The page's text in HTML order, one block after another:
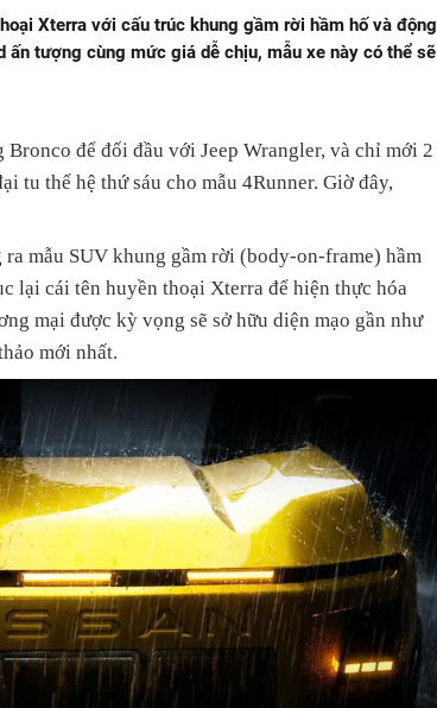
Xterra với cấu trúc khung gầm rời hầm hố và động
tượng cùng mức giá dễ chịu, mẫu xe này có thể sẽ
để đối đầu với Jeep Wrangler, và chỉ mới 2
tu thế hệ thứ sáu cho mẫu 4Runner. Giờ đây,
mẫu SUV khung gầm rời (body-on-frame) hầm
lại cái tên huyền thoại Xterra để hiện thực hóa
mại được kỳ vọng sẽ sở hữu diện mạo gần như
mới nhất.